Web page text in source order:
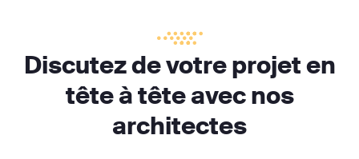
Discutez de votre projet en
tête à tête avec nos
architectes